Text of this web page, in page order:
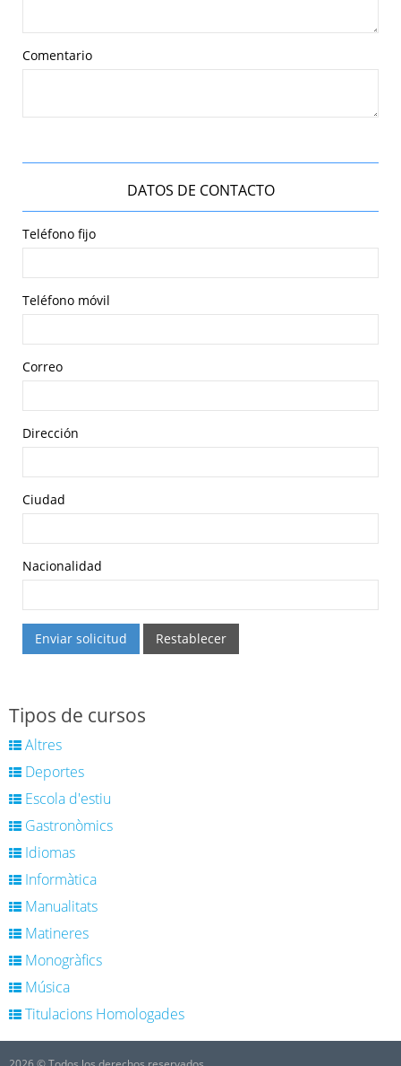
Comentario
DATOS DE CONTACTO
Teléfono fijo
Teléfono móvil
Correo
Dirección
Ciudad
Nacionalidad
Enviar solicitud Restablecer
Tipos de cursos
Altres
Deportes
Escola d'estiu
Gastronòmics
Idiomas
Informàtica
Manualitats
Matineres
Monogràfics
Música
Titulacions Homologades